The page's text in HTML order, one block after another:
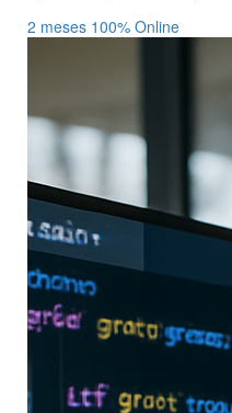
2 meses 100% Online